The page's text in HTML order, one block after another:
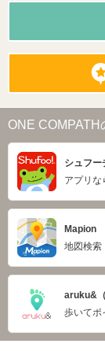
ONE COMPATH
シュフー
アプリな
Mapion
地図検索
aruku&（
歩いてポ